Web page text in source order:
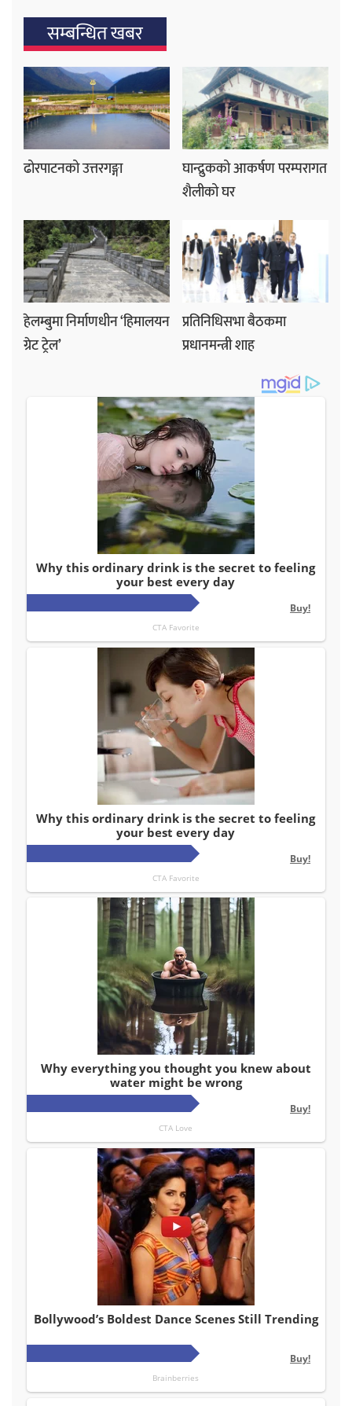
सम्बन्धित खबर
ढोरपाटनको उत्तरगङ्गा
घान्द्रुकको आकर्षण परम्परागत
शैलीको घर
हेलम्बुमा निर्माणधीन ‘हिमालयन
ग्रेट ट्रेल’
प्रतिनिधिसभा बैठकमा
प्रधानमन्त्री शाह